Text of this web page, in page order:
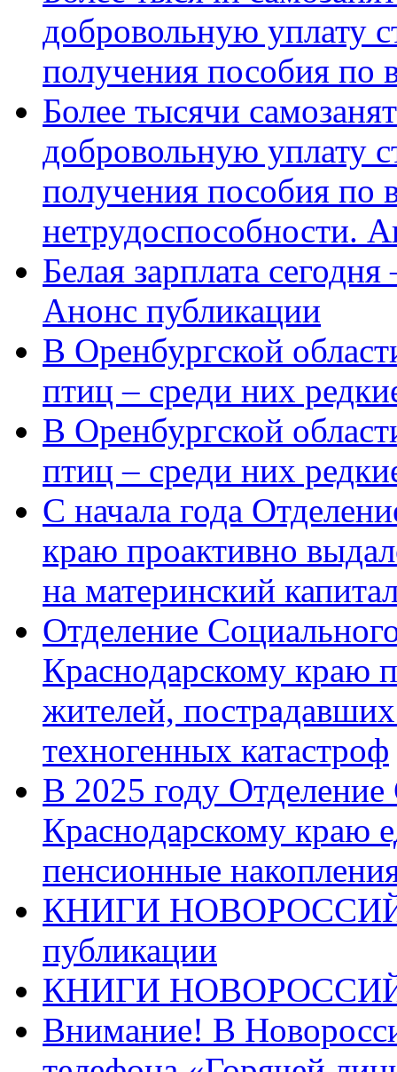
добровольную уплату
получения пособия по
Более тысячи
добровольную уплату
получения пособия по
нетрудоспособности.
Белая зарплата
Анонс публикации
В Оренбургской
птиц – среди них
В Оренбургской
птиц – среди них
С начала года
краю проактивно
на материнский
Отделение
Краснодарскому краю
жителей,
техногенных катастроф
В 2025 году
Краснодарскому краю
пенсионные
КНИГИ
публикации
КНИГИ
Внимание! В